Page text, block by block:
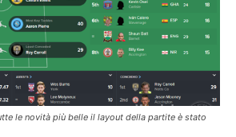
le novità più belle il layout della partite è stato